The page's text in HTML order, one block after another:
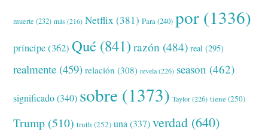
muerte (232) más (216) Netflix (381) Para(240) por (1336)
príncipe(362) Qué (841) razón (484) real (295)
realmente (459) relación (308) revela(226) season (462)
significado(340) sobre (1373) Taylor(226) tiene(250)
Trump (510) truth (252) una(337) verdad (640)